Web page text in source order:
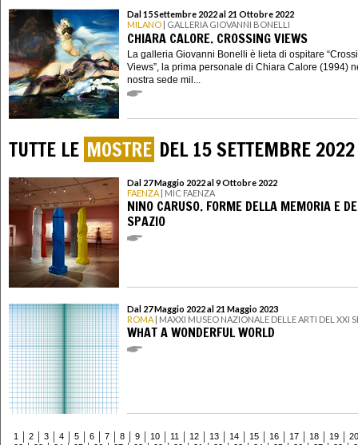
Dal 15 Settembre 2022 al 21 Ottobre 2022
MILANO | GALLERIA GIOVANNI BONELLI
CHIARA CALORE. CROSSING VIEWS
La galleria Giovanni Bonelli è lieta di ospitare
Views”, la prima personale di Chiara Calore (1994)
nostra sede mil...
TUTTE LE MOSTRE DEL 15 SETTEMBRE 2022
Dal 27 Maggio 2022 al 9 Ottobre 2022
FAENZA | MIC FAENZA
NINO CARUSO. FORME DELLA MEMORIA E
SPAZIO
Dal 27 Maggio 2022 al 21 Maggio 2023
ROMA | MAXXI MUSEO NAZIONALE DELLE ARTI DEL XXI
WHAT A WONDERFUL WORLD
1 2 3 4 5 6 7 8 9 10 11 12 13 14 15 16 17 18 19
20